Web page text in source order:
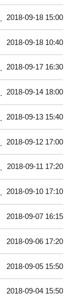
2018-09-18 15:00
2018-09-18 10:40
2018-09-17 16:30
2018-09-14 18:00
2018-09-13 15:40
2018-09-12 17:00
2018-09-11 17:20
2018-09-10 17:10
2018-09-07 16:15
2018-09-06 17:20
2018-09-05 15:50
2018-09-04 15:50